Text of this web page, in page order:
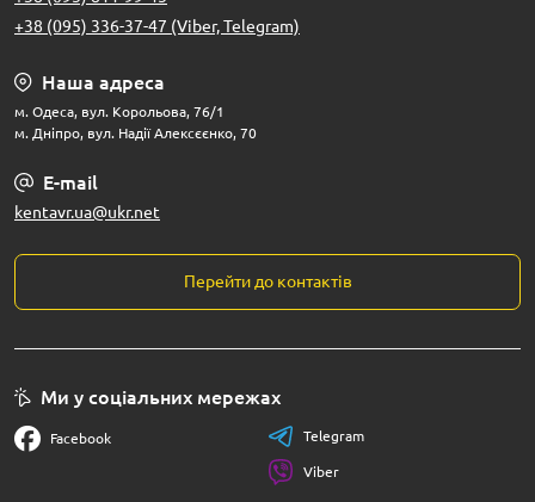
+38 (095) 336-37-47 (Viber, Telegram)
Наша адреса
м. Одеса, вул. Корольова, 76/1
м. Дніпро, вул. Надії Алексєєнко, 70
E-mail
kentavr.ua@ukr.net
Перейти до контактів
Ми у соціальних мережах
Facebook Telegram
Viber